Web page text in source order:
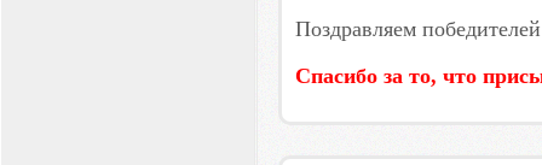
Поздравляем
Спасибо за то, что